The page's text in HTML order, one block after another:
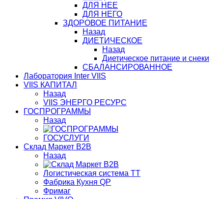
ДЛЯ НЕЕ
ДЛЯ НЕГО
ЗДОРОВОЕ ПИТАНИЕ
Назад
ДИЕТИЧЕСКОЕ
Назад
Диетическое питание и снеки
СБАЛАНСИРОВАННОЕ
Лаборатория Inter VIIS
VIIS КАПИТАЛ
Назад
VIIS ЭНЕРГО РЕСУРС
ГОСПРОГРАММЫ
Назад
ГОСУСЛУГИ
Склад Маркет В2В
Назад
Логистическая система ТТ
Фабрика Кухня QP
Фримаг